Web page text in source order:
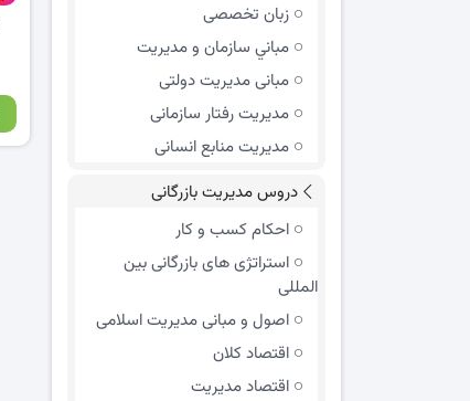
زبان تخصصی
مباني سازمان و مديريت
مبانی مدیریت دولتی
مدیریت رفتار سازمانی
مدیریت منابع انسانی
دروس مدیریت بازرگانی
احکام کسب و کار
استراتژی های بازرگانی بین
المللی
اصول و مبانی مدیریت اسلامی
اقتصاد کلان
اقتصاد مدیریت